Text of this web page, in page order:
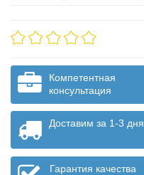
Компетентная
консультация
Доставим за 1-3 дня
Гарантия качества